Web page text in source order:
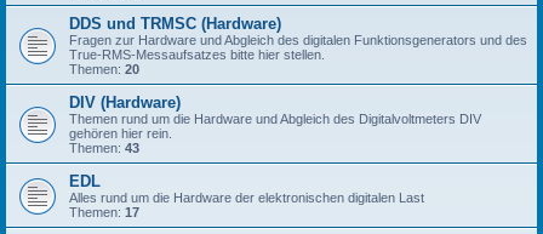
DDS und TRMSC (Hardware)
Fragen zur Hardware und Abgleich des digitalen Funktionsgenerators und des
True-RMS-Messaufsatzes bitte hier stellen.
Themen: 20
DIV (Hardware)
Themen rund um die Hardware und Abgleich des Digitalvoltmeters DIV
gehören hier rein.
Themen: 43
EDL
Alles rund um die Hardware der elektronischen digitalen Last
Themen: 17